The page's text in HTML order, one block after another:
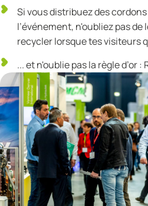
Si vous distribuez des
l’événement, n'oubliez pas de
recycler lorsque tes visiteurs
... et n'oublie pas la règle d’or